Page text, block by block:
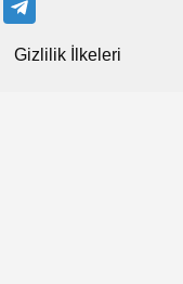
Gizlilik İlkeleri